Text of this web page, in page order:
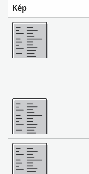
Kép
Több
Több
Több